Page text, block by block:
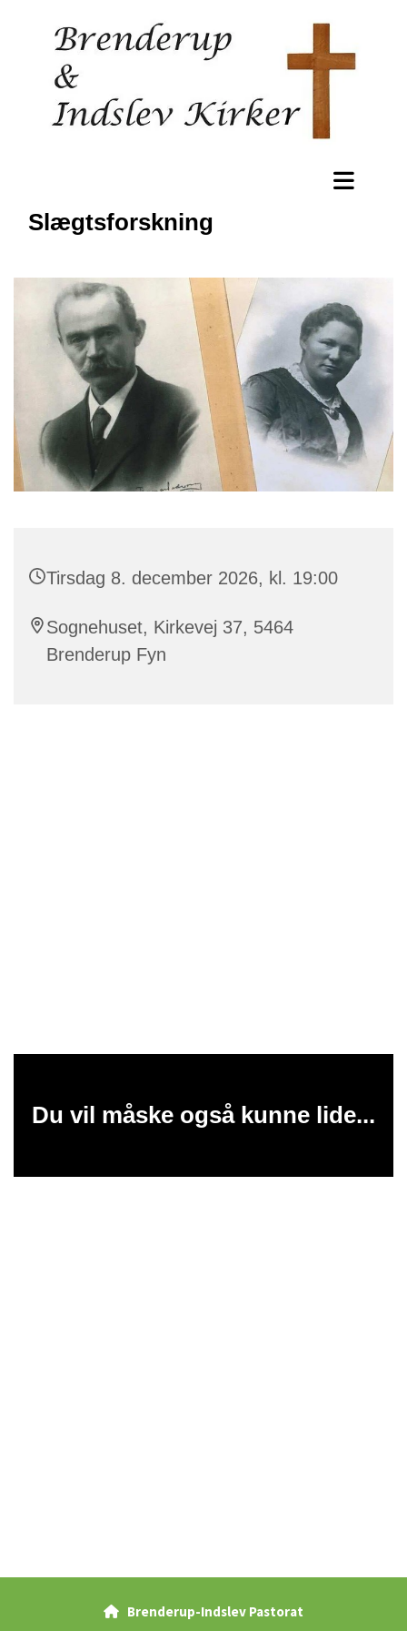
Slægtsforskning
Tirsdag 8. december 2026, kl. 19:00
Sognehuset, Kirkevej 37, 5464
Brenderup Fyn
Du vil måske også kunne lide...
 Brenderup-Indslev Pastorat